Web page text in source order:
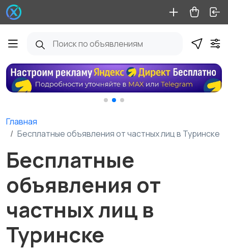
Главная
Бесплатные объявления от частных лиц в Туринске
Бесплатные
объявления от
частных лиц в
Туринске